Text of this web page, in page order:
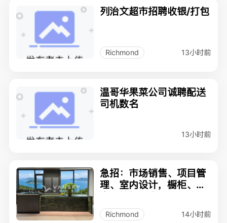
列治文超市招聘收银/打包
Richmond 13小时前
温哥华果菜公司诚聘配送
司机数名
13小时前
急招：市场销售、项目管
理、室内设计，橱柜、门
工熟练师傅！！
Richmond 14小时前